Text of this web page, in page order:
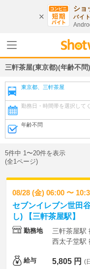
ショ
バイ
三軒茶屋(東京都)(年齢不
東京都、三軒茶屋
勤務日・時間帯を選択して
年齢不問
5件中 1〜20件を表示
(全1ページ)
08/28 (金) 06:00 〜
セブンイレブン世田
し) 【三軒茶屋駅】
勤務地
三軒茶屋駅
西太子堂駅
給与 5,805 円 (